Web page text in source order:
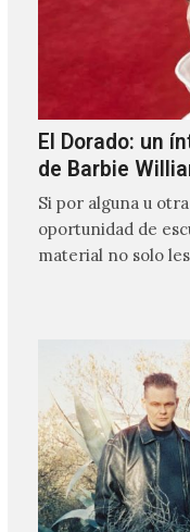
El Dorado: un
de Barbie
Si por alguna u
oportunidad de
material no solo